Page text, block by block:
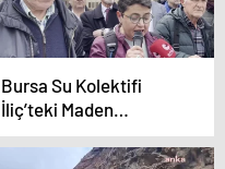
Bursa Su Kolektifi
İliç’teki Maden
Faciasının Sorumluları
Hakkında Suç